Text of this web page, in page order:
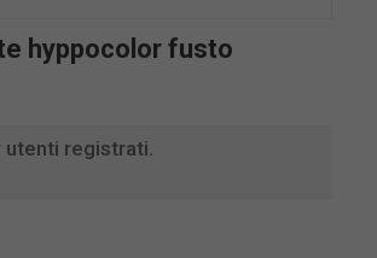
hyppocolor fusto
utenti registrati.